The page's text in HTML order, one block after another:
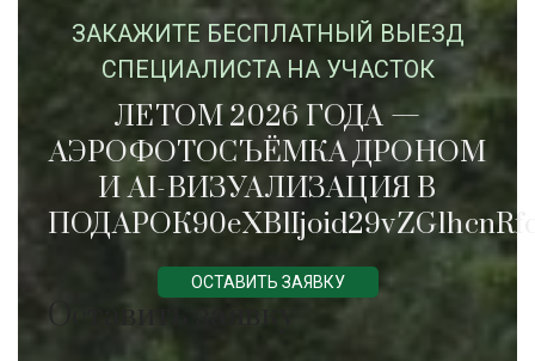
ЗАКАЖИTЕ БЕСПЛАТНЫЙ ВЫЕЗД
СПЕЦИАЛИСТА НА УЧАСТОК
ЛЕТОМ 2026 ГОДА —
АЭРОФОТОСЪЁМКА ДРОНОМ
И AI-ВИЗУАЛИЗАЦИЯ В
ОСТАВИТЬ ЗАЯВКУ
Оставить заявку